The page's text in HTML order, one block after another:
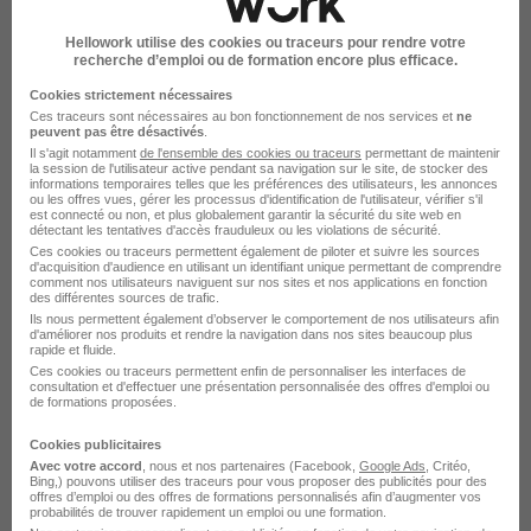
Les sujets liés
COMPÉTENCES PRODUCTIVITÉ
Recevez l’essentiel de l’actu
emploi par mail
Hellowork utilise des cookies ou traceurs pour rendre votre
recherche d’emploi ou de formation encore plus efficace.
Cookies strictement nécessaires
Ces traceurs sont nécessaires au bon fonctionnement de nos services et ne
peuvent pas être désactivés
Il s'agit notamment de l'ensemble des cookies ou traceurs permettant de maintenir
la session de l'utilisateur active pendant sa navigation sur le site, de stocker des
informations temporaires telles que les préférences des utilisateurs, les annonces
ou les offres vues, gérer les processus d'identification de l'utilisateur, vérifier s'il
est connecté ou non, et plus globalement garantir la sécurité du site web en
détectant les tentatives d'accès frauduleux ou les violations de sécurité.
Ces cookies ou traceurs permettent également de piloter et suivre les sources
d'acquisition d'audience en utilisant un identifiant unique permettant de comprendre
comment nos utilisateurs naviguent sur nos sites et nos applications en fonction
des différentes sources de trafic.
Ils nous permettent également d’observer le comportement de nos utilisateurs afin
d'améliorer nos produits et rendre la navigation dans nos sites beaucoup plus
rapide et fluide.
Ces cookies ou traceurs permettent enfin de personnaliser les interfaces de
consultation et d'effectuer une présentation personnalisée des offres d'emploi ou
de formations proposées.
Cookies publicitaires
Avec votre accord , nous et nos partenaires (Facebook, Google Ads , Critéo,
Bing,) pouvons utiliser des traceurs pour vous proposer des publicités pour des
offres d’emploi ou des offres de formations personnalisés afin d’augmenter vos
probabilités de trouver rapidement un emploi ou une formation.